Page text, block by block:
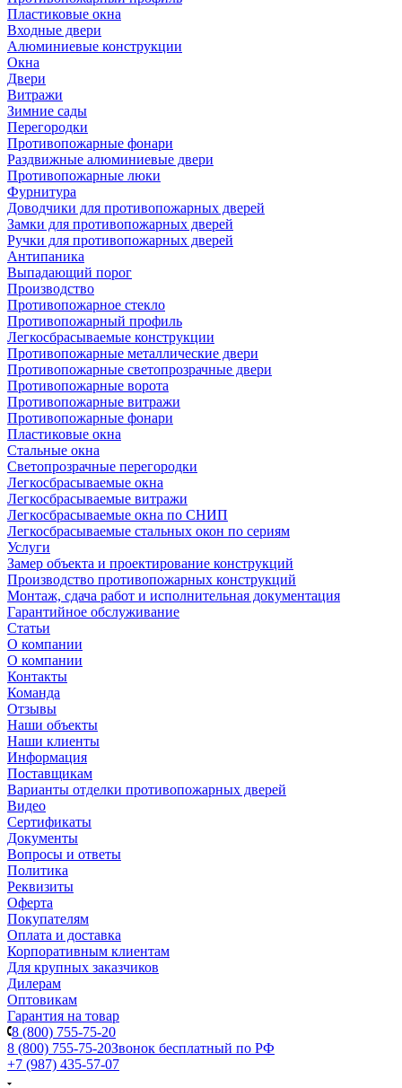
Пластиковые окна
Входные двери
Алюминиевые конструкции
Окна
Двери
Витражи
Зимние сады
Перегородки
Противопожарные фонари
Раздвижные алюминиевые двери
Противопожарные люки
Фурнитура
Доводчики для противопожарных дверей
Замки для противопожарных дверей
Ручки для противопожарных дверей
Антипаника
Выпадающий порог
Производство
Противопожарное стекло
Противопожарный профиль
Легкосбрасываемые конструкции
Противопожарные металлические двери
Противопожарные светопрозрачные двери
Противопожарные ворота
Противопожарные витражи
Противопожарные фонари
Пластиковые окна
Стальные окна
Светопрозрачные перегородки
Легкосбрасываемые окна
Легкосбрасываемые витражи
Легкосбрасываемые окна по СНИП
Легкосбрасываемые стальных окон по сериям
Услуги
Замер объекта и проектирование конструкций
Производство противопожарных конструкций
Монтаж, сдача работ и исполнительная документация
Гарантийное обслуживание
Статьи
О компании
О компании
Контакты
Команда
Отзывы
Наши объекты
Наши клиенты
Информация
Поставщикам
Варианты отделки противопожарных дверей
Видео
Сертификаты
Документы
Вопросы и ответы
Политика
Реквизиты
Оферта
Покупателям
Оплата и доставка
Корпоративным клиентам
Для крупных заказчиков
Дилерам
Оптовикам
Гарантия на товар
8 (800) 755-75-20
8 (800) 755-75-20Звонок бесплатный по РФ
+7 (987) 435-57-07